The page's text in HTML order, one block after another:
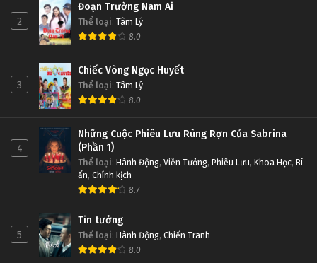
2
Đoạn Trường Nam Ai
Thể loại: Tâm Lý
8.0
3
Chiếc Vòng Ngọc Huyết
Thể loại: Tâm Lý
8.0
4
Những Cuộc Phiêu Lưu Rùng Rợn Của Sabrina
(Phần 1)
Thể loại: Hành Động, Viễn Tưởng, Phiêu Lưu, Khoa Học, Bí
ẩn, Chính kịch
8.7
5
Tin tưởng
Thể loại: Hành Động, Chiến Tranh
8.0